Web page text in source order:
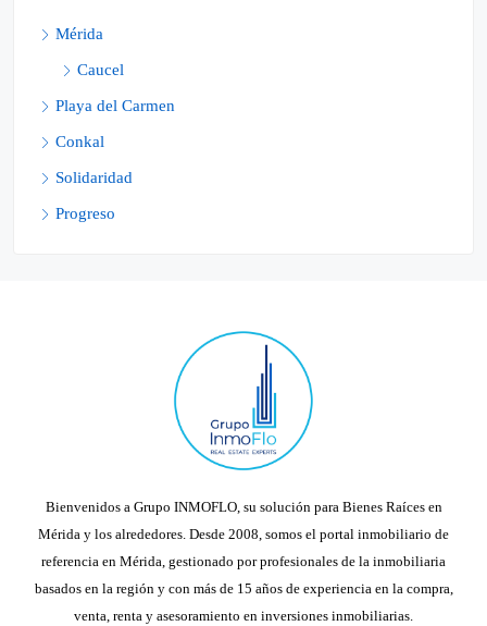
Mérida
Caucel
Playa del Carmen
Conkal
Solidaridad
Progreso
Bienvenidos a Grupo INMOFLO, su solución para Bienes Raíces en
Mérida y los alrededores. Desde 2008, somos el portal inmobiliario de
referencia en Mérida, gestionado por profesionales de la inmobiliaria
basados en la región y con más de 15 años de experiencia en la compra,
venta, renta y asesoramiento en inversiones inmobiliarias.